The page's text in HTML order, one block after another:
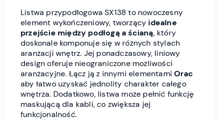
Listwa przypodłogowa SX138 to nowoczesny
element wykończeniowy, tworzący idealne
przejście między podłogą a ścianą, który
doskonale komponuje się w różnych stylach
aranżacji wnętrz. Jej ponadczasowy, liniowy
design oferuje nieograniczone możliwości
aranżacyjne. Łącz ją z innymi elementamiOrac
aby łatwo uzyskać jednolity charakter całego
wnętrza. Dodatkowo, listwa może pełnić funkcję
maskującą dla kabli, co zwiększa jej
funkcjonalność.